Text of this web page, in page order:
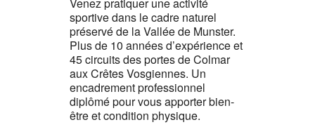
sportive dans le cadre naturel
préservé de la Vallée de Munster.
Plus de 10 années d’expérience et
45 circuits des portes de Colmar
aux Crêtes Vosgiennes. Un
encadrement professionnel
diplômé pour vous apporter bien-
être et condition physique.